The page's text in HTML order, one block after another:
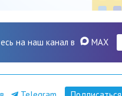
на наш канал в MAX